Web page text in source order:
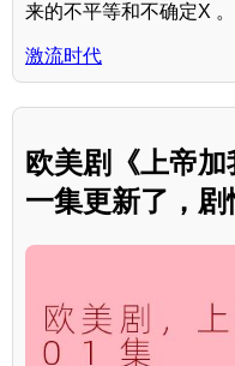
来的不平等和不确定X 。
激流时代
欧美剧《上帝
一集更新了，剧